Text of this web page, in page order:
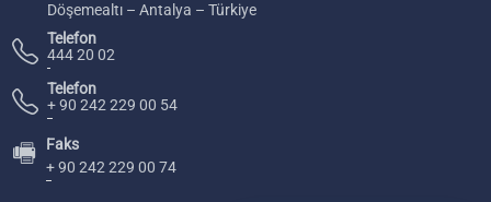
Döşemealtı – Antalya – Türkiye
Telefon
444 20 02
Telefon
+ 90 242 229 00 54
🖷
Faks
+ 90 242 229 00 74